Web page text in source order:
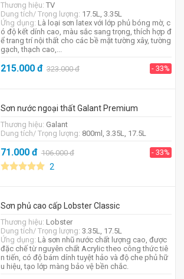
Thương hiệu: TV
Dung tích/ Trọng lượng: 17.5L, 3.35L
Ứng dụng: Là loại sơn latex với lớp phủ bóng mờ, c
ó độ kết dính cao, màu sắc sang trọng, thích hợp đ
ể trang trí nội thất cho các bề mặt tường xây, tường
gạch, thạch cao,...
215.000đ 323.000đ - 33%
Sơn nước ngoại thất Galant Premium
Thương hiệu: Galant
Dung tích/ Trọng lượng: 800ml, 3.35L, 17.5L
71.000đ 106.000đ - 33%
2
Sơn phủ cao cấp Lobster Classic
Thương hiệu: Lobster
Dung tích/ Trọng lượng: 3.35L, 17.5L
Ứng dụng: Là sơn nhũ nước chất lượng cao, được
đặc chế từ nguyên chất Acrylic theo công thức tiê
n tiến, có độ bám dính tuyệt hảo và độ che phủ hữ
u hiệu, tạo lớp màng bảo vệ bền chắc.